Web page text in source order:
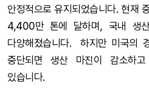
안정적으로 유지되었습니다. 현재
4,400만 톤에 달하며, 국내 생
다양해졌습니다. 하지만 미국의
중단되면 생산 마진이 감소하
있습니다.